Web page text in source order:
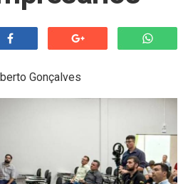
Gonçalves